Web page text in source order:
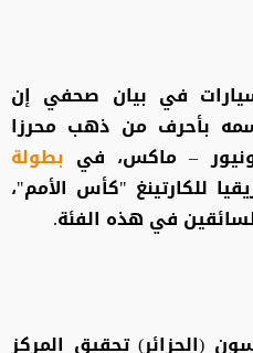
في بيان صحفي إن
بأحرف من ذهب محرزا
– ماكس، في بطولة
للكارتينغ "كأس الأمم"،
في هذه الفئة.
(الجزائر) تحقيق المركز